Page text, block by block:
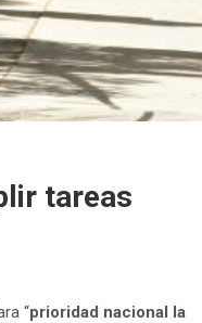
tareas
“prioridad nacional la